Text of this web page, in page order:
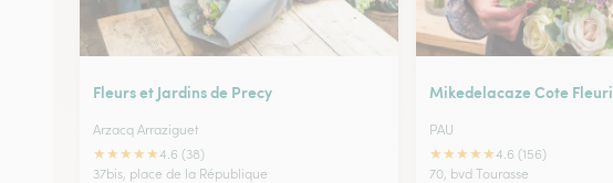
Fleurs et Jardins de Precy
Arzacq Arraziguet
★★★★★4.6 (38)
37bis, place de la République
Mikedelacaze Cote Fleuri
PAU
★★★★★4.6 (156)
70, bvd Tourasse